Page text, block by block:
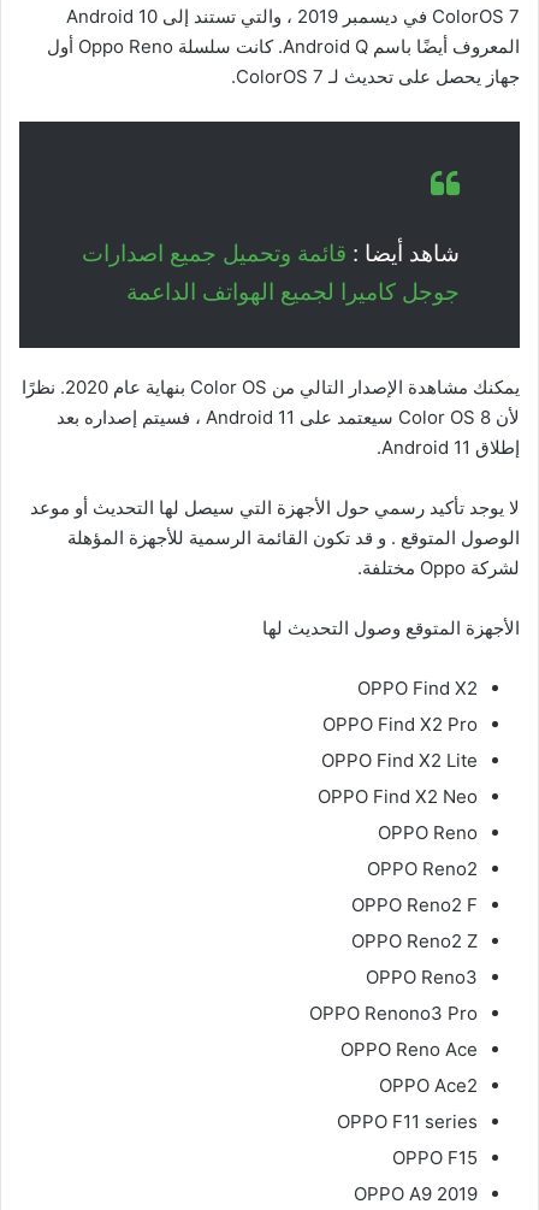
ColorOS 7 في ديسمبر 2019 ، والتي تستند إلى Android 10
المعروف أيضًا باسم Android Q. كانت سلسلة Oppo Reno أول
جهاز يحصل على تحديث لـ ColorOS 7.
شاهد أيضا : قائمة وتحميل جميع اصدارات
جوجل كاميرا لجميع الهواتف الداعمة
يمكنك مشاهدة الإصدار التالي من Color OS بنهاية عام 2020. نظرًا
لأن Color OS 8 سيعتمد على Android 11 ، فسيتم إصداره بعد
إطلاق Android 11.
لا يوجد تأكيد رسمي حول الأجهزة التي سيصل لها التحديث أو موعد
الوصول المتوقع . و قد تكون القائمة الرسمية للأجهزة المؤهلة
لشركة Oppo مختلفة.
الأجهزة المتوقع وصول التحديث لها
OPPO Find X2
OPPO Find X2 Pro
OPPO Find X2 Lite
OPPO Find X2 Neo
OPPO Reno
OPPO Reno2
OPPO Reno2 F
OPPO Reno2 Z
OPPO Reno3
OPPO Renono3 Pro
OPPO Reno Ace
OPPO Ace2
OPPO F11 series
OPPO F15
OPPO A9 2019